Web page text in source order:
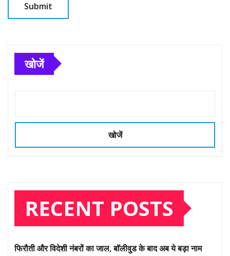
खोजें
खोजें
RECENT POSTS
फिरौती और विदेशी नंबरों का जाल, बॉलीवुड के बाद अब ये बड़ा नाम